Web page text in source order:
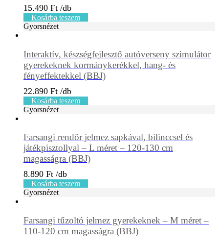
15.490 Ft
Kosárba teszem
Gyorsnézet
Interaktív, készségfejlesztő autóverseny szimulátor
gyerekeknek kormánykerékkel, hang- és
fényeffektekkel (BBJ)
22.890 Ft
Kosárba teszem
Gyorsnézet
Farsangi rendőr jelmez sapkával, bilinccsel és
játékpisztollyal – L méret – 120-130 cm
magasságra (BBJ)
8.890 Ft
Kosárba teszem
Gyorsnézet
Farsangi tűzoltó jelmez gyerekeknek – M méret –
110-120 cm magasságra (BBJ)